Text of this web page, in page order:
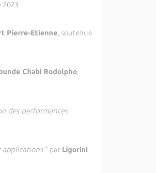
2023
Pierre-Etienne, soutenue
Chabi Rodolpho,
des performances
applications " par Ligorini